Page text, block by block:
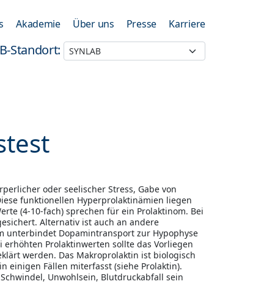
Akademie Über uns Presse Karriere
Standort:
oder seelischer Stress, Gabe von
funktionellen Hyperprolaktinämien liegen
(4-10-fach) sprechen für ein Prolaktinom. Bei
Alternativ ist auch an andere
unterbindet Dopamintransport zur Hypophyse
Prolaktinwerten sollte das Vorliegen
werden. Das Makroprolaktin ist biologisch
einigen Fällen miterfasst (siehe Prolaktin).
Unwohlsein, Blutdruckabfall sein